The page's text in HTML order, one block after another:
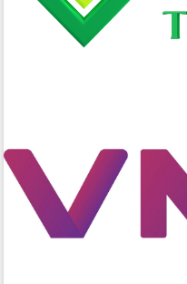
Đắk Lắk nâng cao hiệu quả công tác
Đảng từ Sổ tay đảng viên điện tử
cấp xã
Đắk Lắk phát động hưởng ứng Ngày
Quyền của người tiêu dùng Việt Nam
2026
Đẩy mạnh cải cách hành chính, quyết